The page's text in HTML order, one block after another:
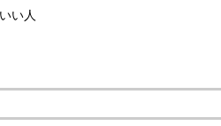
い人